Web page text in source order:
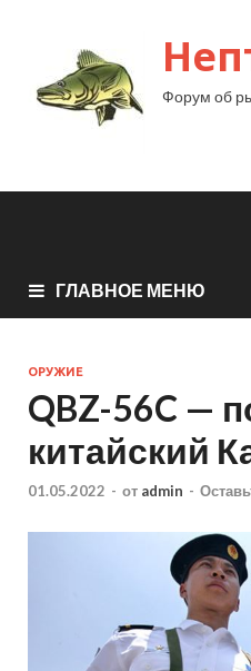
Форум об
ГЛАВНОЕ МЕНЮ
ОРУЖИЕ
QBZ-56C —
китайский
01.05.2022 - от admin -